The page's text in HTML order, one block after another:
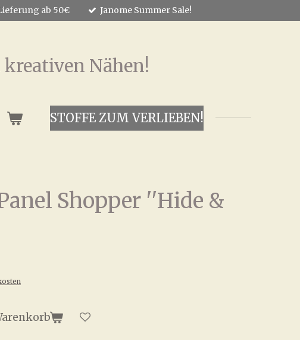
ab 50€ Janome Summer Sale!
Nähen!
STOFFE ZUM VERLIEBEN!
Shopper ''Hide &